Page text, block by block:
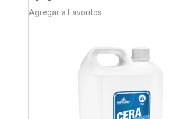
Agregar a Favoritos